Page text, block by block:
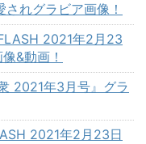
れグラビア画像！
2021年2月23
&動画！
2021年3月号』グラ
2021年2月23日